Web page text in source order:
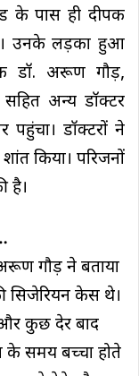
के पास ही दीपक
उनके लड़का हुआ
डॉ. अरूण गौड़,
सहित अन्य डॉक्टर
डॉक्टरों ने
किया। परिजनों
है।
गौड़ ने बताया
सिजेरियन केस थे।
कुछ देर बाद
समय बच्चा होते